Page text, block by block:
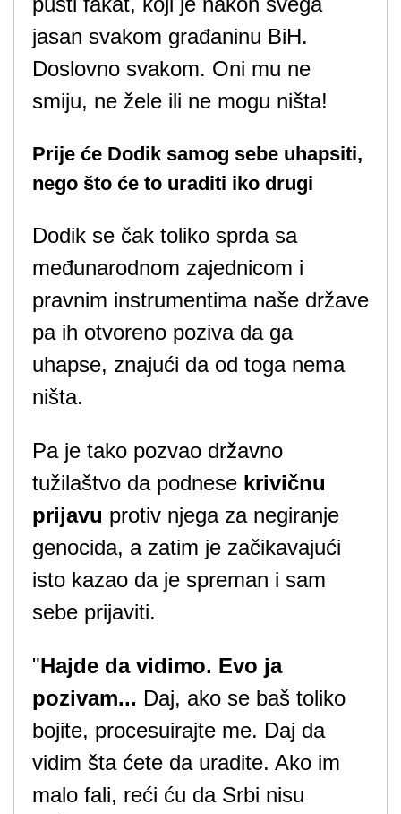
jasan svakom građaninu BiH.
Doslovno svakom. Oni mu ne
smiju, ne žele ili ne mogu ništa!
Prije će Dodik samog sebe uhapsiti,
nego što će to uraditi iko drugi
Dodik se čak toliko sprda sa
međunarodnom zajednicom i
pravnim instrumentima naše države
pa ih otvoreno poziva da ga
uhapse, znajući da od toga nema
ništa.
Pa je tako pozvao državno
tužilaštvo da podnese krivičnu
prijavu protiv njega za negiranje
genocida, a zatim je začikavajući
isto kazao da je spreman i sam
sebe prijaviti.
"Hajde da vidimo. Evo ja
pozivam... Daj, ako se baš toliko
bojite, procesuirajte me. Daj da
vidim šta ćete da uradite. Ako im
malo fali, reći ću da Srbi nisu